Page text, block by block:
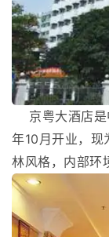
京粤大酒店是
年10月开业，现
林风格，内部环